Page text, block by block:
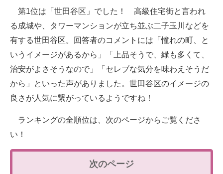
第1位は「世田谷区」でした！ 高級住宅街と言われ
る成城や、タワーマンションが立ち並ぶ二子玉川などを
有する世田谷区。回答者のコメントには「憧れの町、と
いうイメージがあるから」「上品そうで、緑も多くて、
治安がよさそうなので」「セレブな気分を味わえそうだ
から」といった声がありました。世田谷区のイメージの
良さが人気に繋がっているようですね！
ランキングの全順位は、次のページからご覧くださ
い！